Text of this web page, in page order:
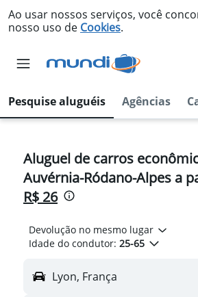
Ao usar nossos serviços, você
nosso uso de Cookies.
Pesquise aluguéis Agências
Aluguel de carros
Auvérnia-Ródano-Alpes a
R$ 26
Devolução no mesmo lugar
Idade do condutor: 25-65
Lyon, França